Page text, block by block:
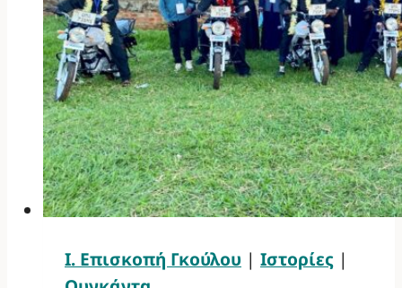
Ι. Επισκοπή Γκούλου | Ιστορίες |